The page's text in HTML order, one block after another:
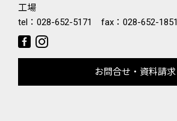
工場
tel： 028-652-5171 fax：028-652-1851
お問合せ・資料請求